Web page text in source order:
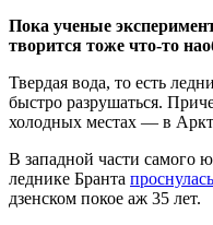
Пока ученые
творится тоже что-то
Твердая вода, то есть
быстро разрушаться.
холодных местах — в
В западной части самого
леднике Бранта проснулась
дзенском покое аж 35 лет.